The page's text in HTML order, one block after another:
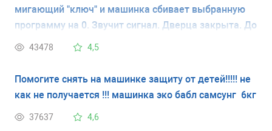
мигающий "ключ" и машинка сбивает выбранную
программу на 0. Звучит сигнал. Дверца закрыта. До
этого машинка работала хорошо. У меня нет
43478 4,5
Помогите снять на машинке защиту от детей!!!!! не
как не получается !!! машинка эко бабл самсунг 6кг
37637 4,6